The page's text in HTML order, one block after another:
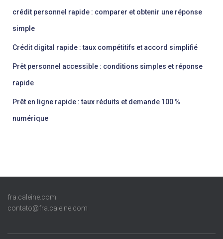
crédit personnel rapide : comparer et obtenir une réponse
simple
Crédit digital rapide : taux compétitifs et accord simplifié
Prêt personnel accessible : conditions simples et réponse
rapide
Prêt en ligne rapide : taux réduits et demande 100 %
numérique
fra.caleine.com
contato@fra.caleine.com